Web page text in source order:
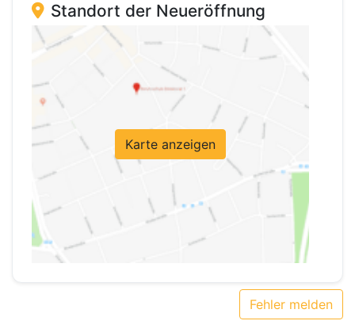
Standort der Neueröffnung
Karte anzeigen
Fehler melden